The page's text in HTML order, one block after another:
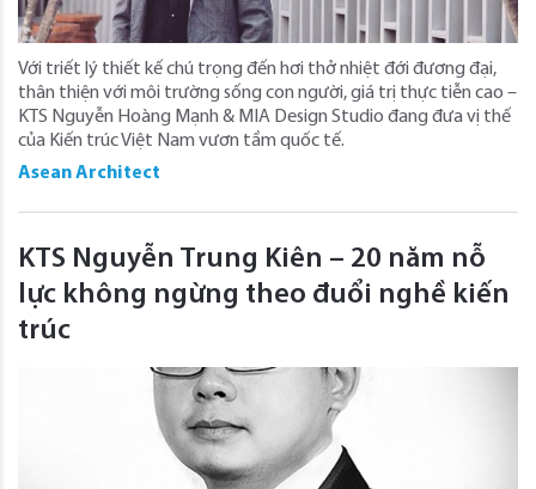
Với triết lý thiết kế chú trọng đến hơi thở nhiệt đới đương đại,
thân thiện với môi trường sống con người, giá trị thực tiễn cao –
KTS Nguyễn Hoàng Mạnh & MIA Design Studio đang đưa vị thế
của Kiến trúc Việt Nam vươn tầm quốc tế.
Asean Architect
KTS Nguyễn Trung Kiên – 20 năm nỗ
lực không ngừng theo đuổi nghề kiến
trúc